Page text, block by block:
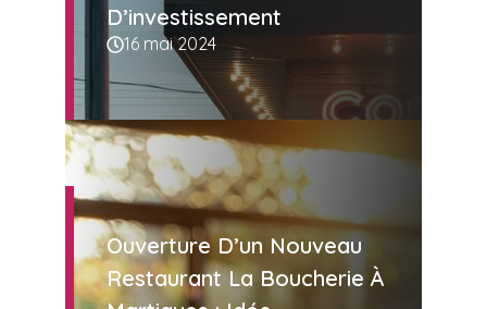
D’investissement
16 mai 2024
Ouverture D’un Nouveau
Restaurant La Boucherie À